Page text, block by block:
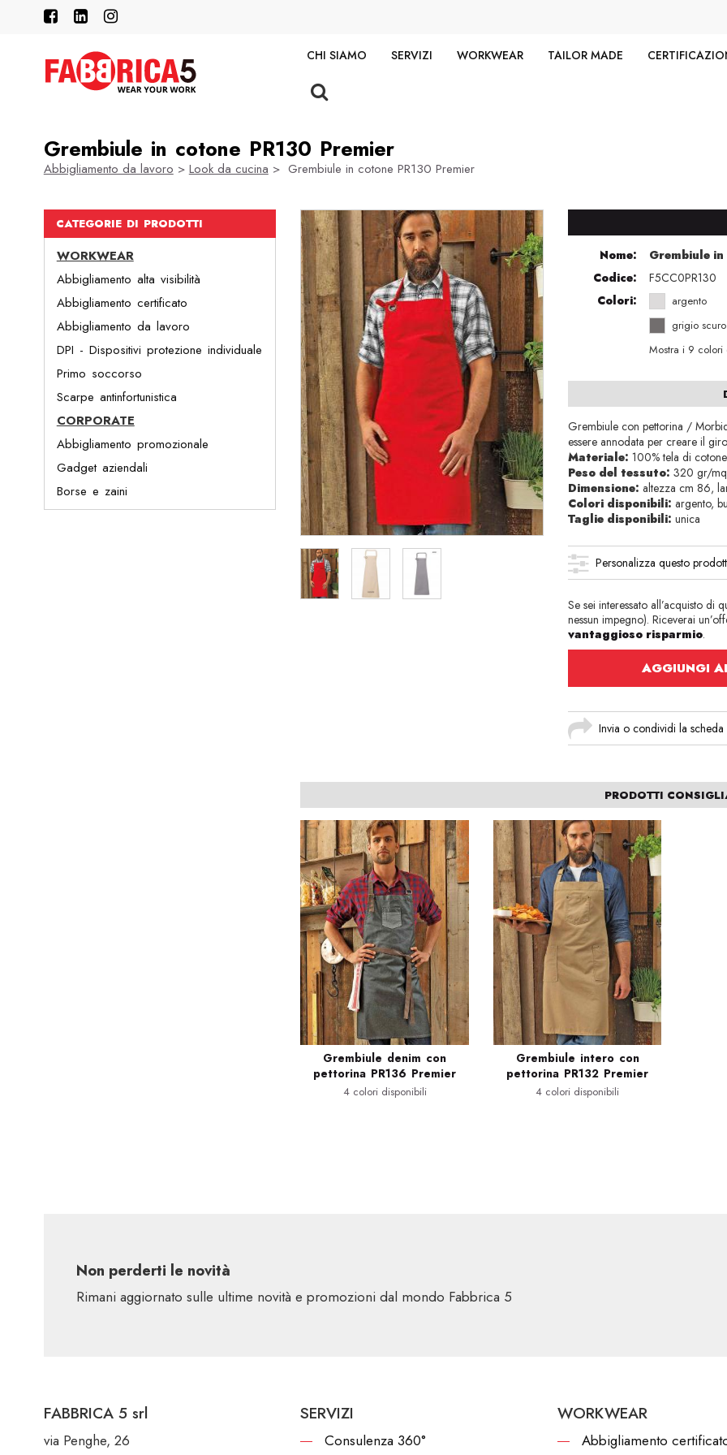
CHI SIAMO SERVIZI WORKWEAR TAILOR MADE
Grembiule in cotone PR130 Premier
Abbigliamento da lavoro > Look da cucina > Grembiule in cotone PR130 Premier
CATEGORIE DI PRODOTTI
WORKWEAR
Abbigliamento alta visibilità
Abbigliamento certificato
Abbigliamento da lavoro
DPI - Dispositivi protezione individuale
Primo soccorso
Scarpe antinfortunistica
CORPORATE
Abbigliamento promozionale
Gadget aziendali
Borse e zaini
Nome:
Grembiule in
Codice:
F5CC0PR130
Colori:
argento
grigio scuro
Mostra i 9 colori
Grembiule con pettorina /
essere annodata per creare il
Materiale: 100% tela di cotone
Peso del tessuto:320 gr/mq
Dimensione: altezza cm 86,
Colori disponibili: argento,
Taglie disponibili: unica
Personalizza questo
Se sei interessato all’acquisto di
nessun impegno). Riceverai
vantaggioso risparmio.
AGGIUNGI
Invia o condividi la scheda
PRODOTTI
Grembiule denim con
pettorina PR136 Premier
4 colori disponibili
Grembiule intero con
pettorina PR132 Premier
4 colori disponibili
Non perderti le novità
Rimani aggiornato sulle ultime novità e promozioni dal mondo Fabbrica 5
FABBRICA 5 srl
via Penghe, 26
SERVIZI
Consulenza 360°
WORKWEAR
Abbigliamento